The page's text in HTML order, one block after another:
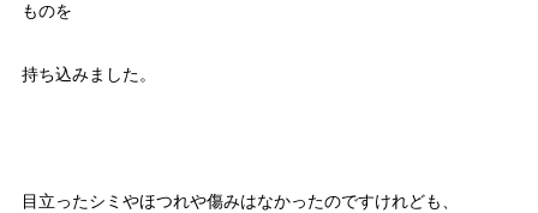
ものを
持ち込みました。
目立ったシミやほつれや傷みはなかったのですけれども、